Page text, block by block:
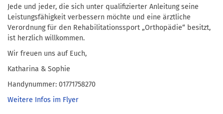
Jede und jeder, die sich unter qualifizierter Anleitung seine
Leistungsfähigkeit verbessern möchte und eine ärztliche
Verordnung für den Rehabilitationssport „Orthopädie“ besitzt,
ist herzlich willkommen.
Wir freuen uns auf Euch,
Katharina & Sophie
Handynummer: 01771758270
Weitere Infos im Flyer